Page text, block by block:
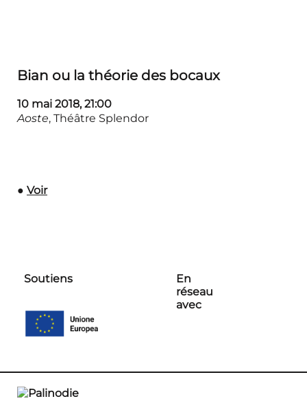
Bian ou la théorie des bocaux
10 mai 2018, 21:00
Aoste, Théâtre Splendor
● Voir
Soutiens
En
réseau
avec